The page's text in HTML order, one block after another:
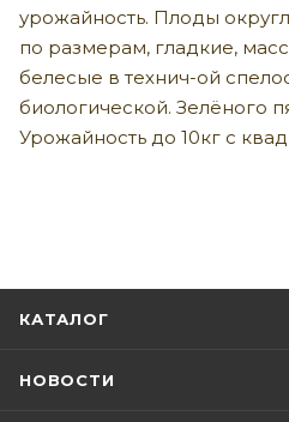
урожайность. Плоды
по размерам, гладкие,
белесые в технич-ой
биологической. Зелёного
Урожайность до 10кг с
КАТАЛОГ
НОВОСТИ